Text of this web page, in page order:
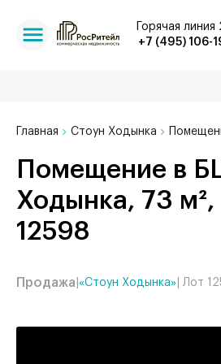
+7 (495) 106-
Горячая
Главная Стоун Ходынка
Помещение в БЦ Стоун
Ходынка, 73 м²,
12598
Продажа «Стоун Ходынка» | Лот